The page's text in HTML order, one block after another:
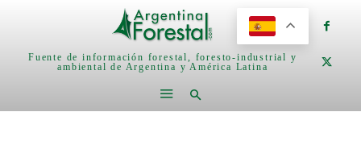
Fuente de información forestal, foresto-industrial y
ambiental de Argentina y América Latina